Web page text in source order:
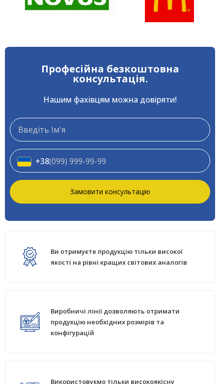
Професійна безкоштовна
консультація.
Нашим фахівцям можна довіряти!
+38(099) 999-99-99
Замовити консультацію
Ви отримуєте продукцію тільки високої
якості на рівні кращих світових аналогів
Виробничі лінії дозволяють отримати
продукцію необхідних розмірів та
конфігурацій
Використовуємо тільки високоякісну